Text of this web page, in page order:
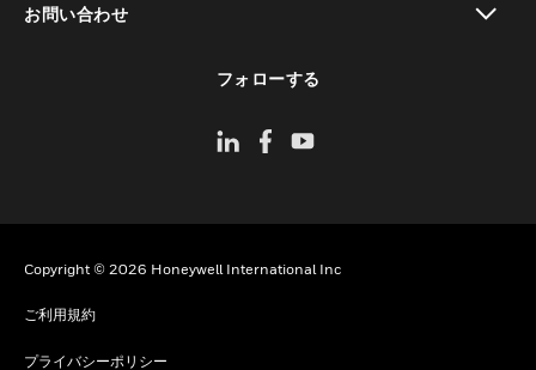
お問い合わせ
フォローする
Copyright © 2026 Honeywell International Inc
ご利用規約
プライバシーポリシー